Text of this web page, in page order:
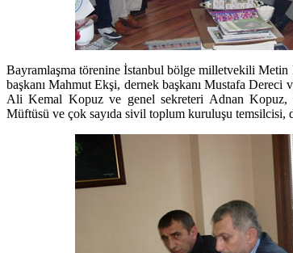
Bayramlaşma törenine İstanbul bölge milletvekili
başkanı Mahmut Ekşi, dernek başkanı Mustafa
Ali Kemal Kopuz ve genel sekreteri Adnan Kopuz,
Müftüsü ve çok sayıda sivil toplum kuruluşu temsilcisi,